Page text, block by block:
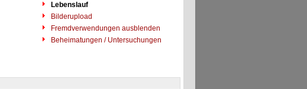
Lebenslauf
Bilderupload
Fremdverwendungen ausblenden
Beheimatungen / Untersuchungen